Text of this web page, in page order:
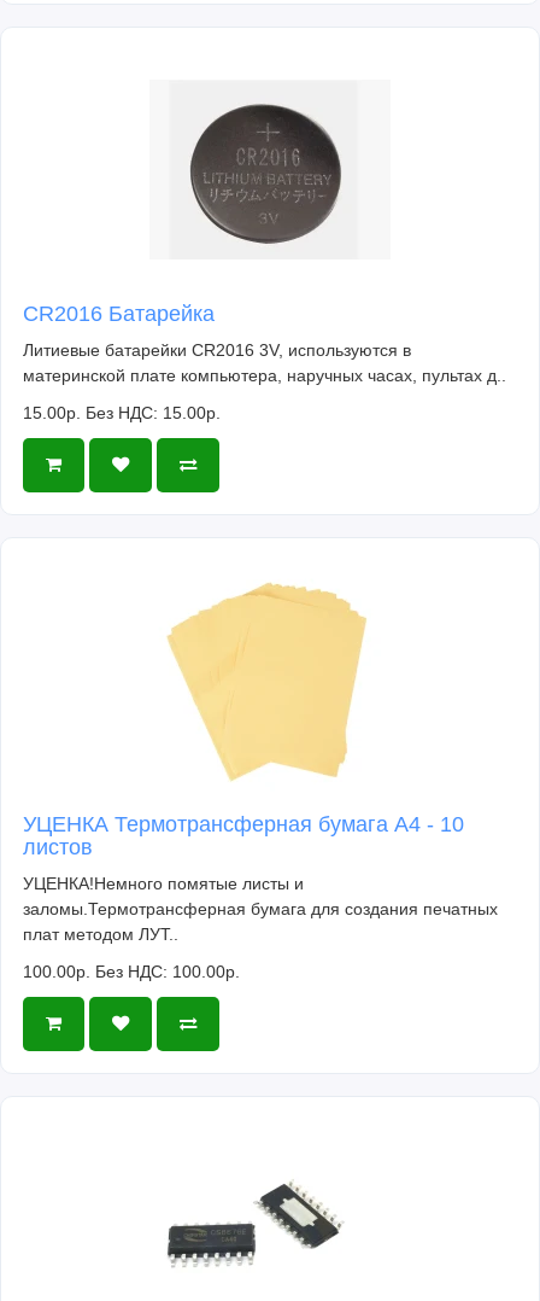
CR2016 Батарейка
Литиевые батарейки CR2016 3V, используются в
материнской плате компьютера, наручных часах, пультах д..
15.00р. Без НДС: 15.00р.
УЦЕНКА Термотрансферная бумага А4 - 10
листов
УЦЕНКА!Немного помятые листы и
заломы.Термотрансферная бумага для создания печатных
плат методом ЛУТ..
100.00р. Без НДС: 100.00р.